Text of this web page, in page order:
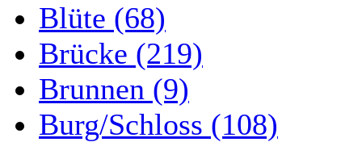
Blüte (68)
Brücke (219)
Brunnen (9)
Burg/Schloss (108)